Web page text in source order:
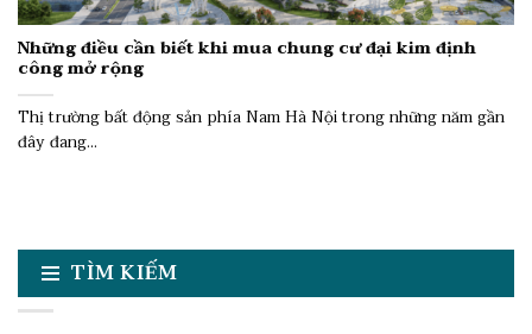
Những điều cần biết khi mua chung cư đại kim định
công mở rộng
Thị trường bất động sản phía Nam Hà Nội trong những năm gần
đây đang...
TÌM KIẾM